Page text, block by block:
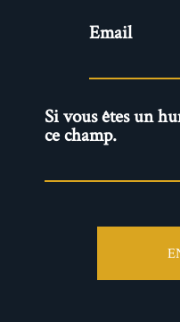
Newsletter
Email
Si vous êtes un
ce champ.